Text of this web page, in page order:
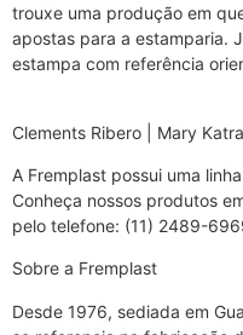
trouxe uma produção em
apostas para a estamparia.
estampa com referência
Clements Ribero | Mary
A Fremplast possui uma
Conheça nossos produtos
pelo telefone: (11) 2489-
Sobre a Fremplast
Desde 1976, sediada em